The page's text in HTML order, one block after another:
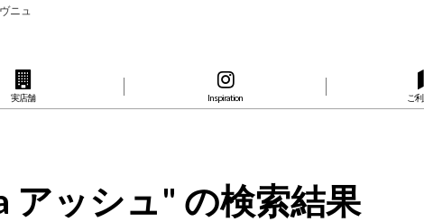
ニュ
実店舗 Inspiration ご
アッシュ" の検索結果